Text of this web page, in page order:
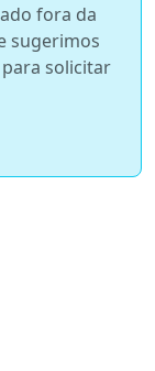
fora da
sugerimos
solicitar